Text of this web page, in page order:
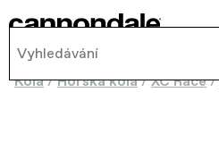
Kola/Horská kola/XC Race/